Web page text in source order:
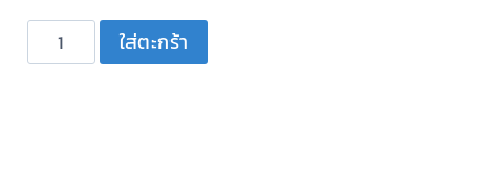
จำนวน
ตู้
ใส่ตะกร้า